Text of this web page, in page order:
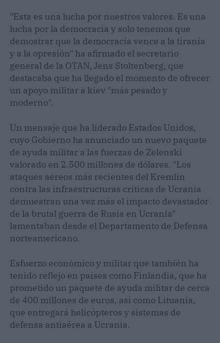
"Esta es una lucha por nuestros valores. Es una
lucha por la democracia y solo tenemos que
demostrar que la democracia vence a la tiranía
y a la opresión" ha afirmado el secretario
general de la OTAN, Jens Stoltenberg, que
destacaba que ha llegado el momento de ofrecer
un apoyo militar a kiev "más pesado y
moderno".
Un mensaje que ha liderado Estados Unidos,
cuyo Gobierno ha anunciado un nuevo paquete
de ayuda militar a las fuerzas de Zelenski
valorado en 2.500 millones de dólares. "Los
ataques aéreos más recientes del Kremlin
contra las infraestructuras críticas de Ucrania
demuestran una vez más el impacto devastador
de la brutal guerra de Rusia en Ucrania"
lamentaban desde el Departamento de Defensa
norteamericano.
Esfuerzo económico y militar que también ha
tenido reflejo en países como Finlandia, que ha
prometido un paquete de ayuda militar de cerca
de 400 millones de euros, así como Lituania,
que entregará helicópteros y sistemas de
defensa antiaérea a Ucrania.